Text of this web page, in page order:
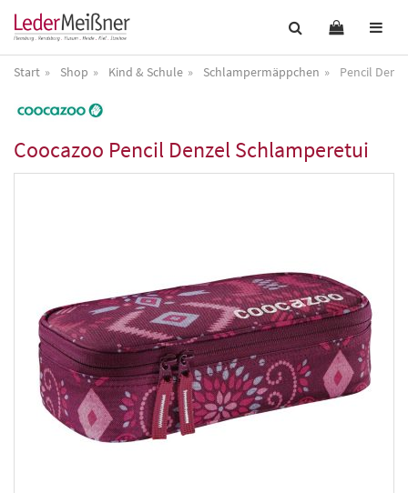
Start Shop Kind & Schule Schlampermäppchen Pencil
Coocazoo Pencil Denzel Schlamperetui